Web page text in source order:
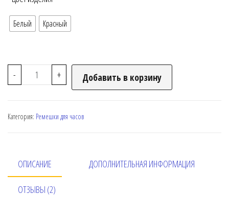
Белый Красный
- + Добавить в корзину
Категория: Ремешки для часов
ОПИСАНИЕ ДОПОЛНИТЕЛЬНАЯ ИНФОРМАЦИЯ
ОТЗЫВЫ (2)